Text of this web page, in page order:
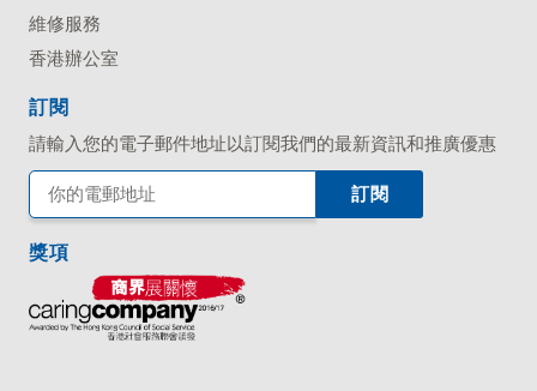
維修服務
香港辦公室
訂閱
請輸入您的電子郵件地址以訂閱我們的最新資訊和推廣優惠
獎項